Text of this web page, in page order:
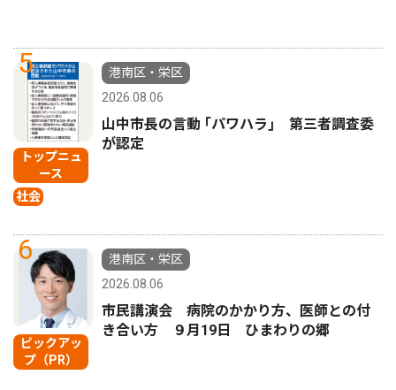
5
トップニュ
ース
社会
港南区・栄区
2026.08.06
山中市長の言動 ｢パワハラ｣ 第三者調査委
が認定
6
ピックアッ
プ（PR）
港南区・栄区
2026.08.06
市民講演会 病院のかかり方、医師との付
き合い方 ９月19日 ひまわりの郷